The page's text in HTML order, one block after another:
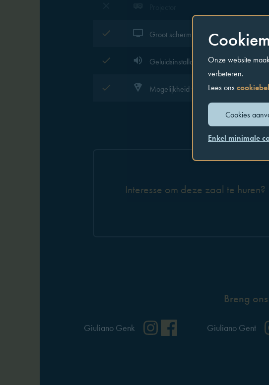
Groot scherm
Geluidsinstallatie
Mogelijkheid tot eten
Interesse om deze zaal te huren?
Breng
Giuliano Genk Instagram
FacebookGiuliano Gent
Onze website
verbeteren.
Lees ons
Cookies
Enkel minimale